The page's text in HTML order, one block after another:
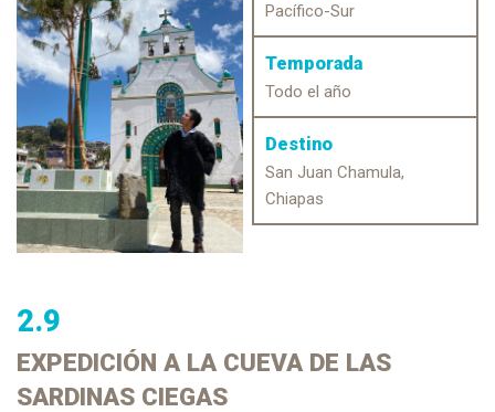
Pacífico-Sur
Temporada
Todo el año
Destino
San Juan Chamula,
Chiapas
2.9
EXPEDICIÓN A LA CUEVA DE LAS
SARDINAS CIEGAS